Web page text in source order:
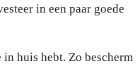
in een paar goede
huis hebt. Zo bescherm